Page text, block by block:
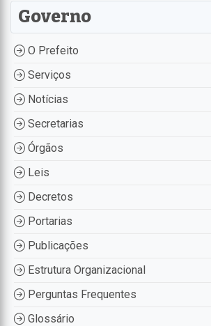
Governo
O Prefeito
Serviços
Notícias
Secretarias
Órgãos
Leis
Decretos
Portarias
Publicações
Estrutura Organizacional
Perguntas Frequentes
Glossário